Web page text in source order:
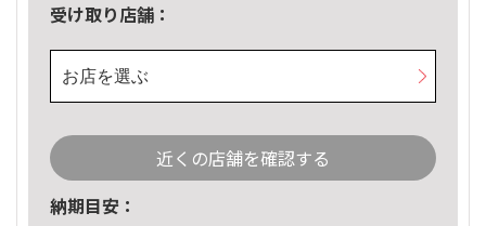
受け取り店舗：
お店を選ぶ
近くの店舗を確認する
納期目安：